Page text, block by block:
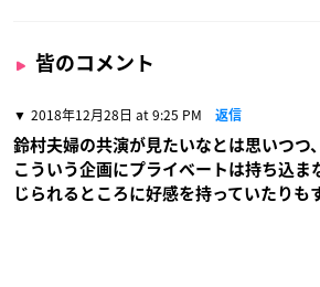
皆のコメント
2018年12月28日 at 9:25 PM 返信
鈴村夫婦の共演が見たいなとは思いつつ、
こういう企画にプライベートは持ち込ま
じられるところに好感を持っていたりも